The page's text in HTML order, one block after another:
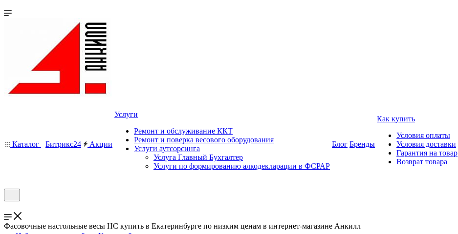
Каталог Битрикс24 Акции
Услуги
Ремонт и обслуживание ККТ
Ремонт и поверка весового оборудования
Услуги аутсорсинга
Услуга Главный Бухгалтер
Услуги по формированию алкодекларации в ФСРАР
Блог Бренды
Как купить
Условия оплаты
Условия доставки
Гарантия на товар
Возврат товара
Фасовочные настольные весы НС купить в Екатеринбурге по низким ценам в интернет-магазине Анкилл